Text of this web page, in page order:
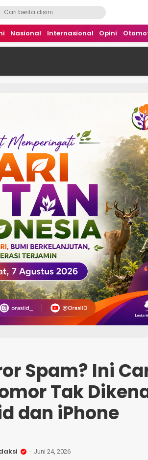
Nasional Internasional Opini
Spam? Ini
Tak
dan iPhone
Juni 24, 2026